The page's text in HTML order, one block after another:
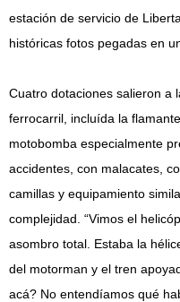
estación de servicio de
históricas fotos pegadas en
Cuatro dotaciones salieron a
ferrocarril, incluída la
motobomba especialmente
accidentes, con malacates,
camillas y equipamiento
complejidad. “Vimos el
asombro total. Estaba la
del motorman y el tren
acá? No entendíamos qué